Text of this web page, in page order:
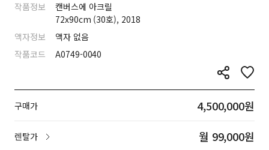
작품정보
캔버스에 아크릴
72x90cm (30호), 2018
액자정보
액자 없음
작품코드
A0749-0040
구매가 4,500,000원
렌탈가 월 99,000원